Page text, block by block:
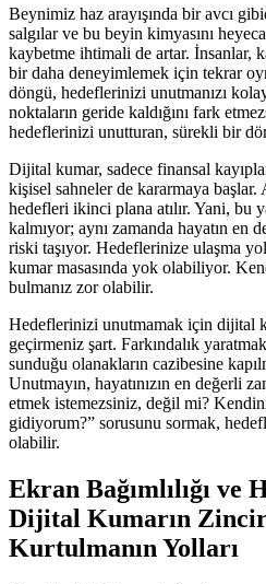
Beynimiz haz arayışında bir avcı
salgılar ve bu beyin kimyasını
kaybetme ihtimali de artar. İnsanlar,
bir daha deneyimlemek için tekrar
döngü, hedeflerinizi unutmanızı
noktaların geride kaldığını fark
hedeflerinizi unutturan, sürekli bir
Dijital kumar, sadece finansal
kişisel sahneler de kararmaya
hedefleri ikinci plana atılır. Yani, bu
kalmıyor; aynı zamanda hayatın en
riski taşıyor. Hedeflerinize ulaşma
kumar masasında yok olabiliyor.
bulmanız zor olabilir.
Hedeflerinizi unutmamak için dijital
geçirmeniz şart. Farkındalık
sunduğu olanakların cazibesine
Unutmayın, hayatınızın en değerli
etmek istemezsiniz, değil mi?
gidiyorum?” sorusunu sormak,
olabilir.
Ekran Bağımlılığı ve
Dijital Kumarın
Kurtulmanın Yolları